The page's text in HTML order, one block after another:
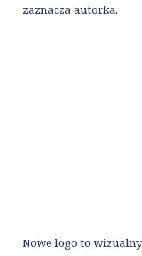
zaznacza autorka.
Nowe logo to